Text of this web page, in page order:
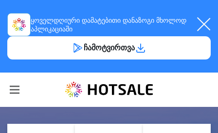
ყოველდღიური დამატებითი დანაზოგი მხოლოდ
აპლიკაციაში
ჩამოტვირთვა